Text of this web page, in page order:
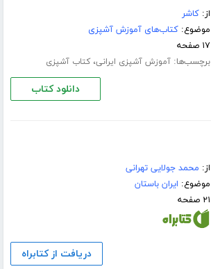
از:کاشر
موضوع:کتاب‌های آموزش آشپزی
۱۷ صفحه
برچسب‌ها:آموزش آشپزی ایرانی،کتاب آشپزی
دانلود کتاب
از: محمد جولایی تهرانی
موضوع: ایران باستان
۲۱ صفحه
دریافت از کتابراه